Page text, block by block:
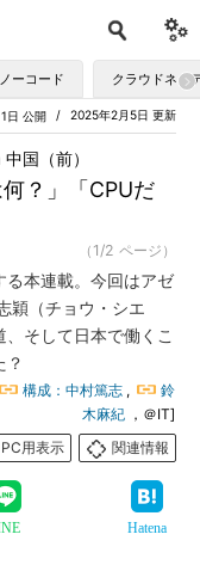
ーコード クラウドネイ
2025年2月5日 更新
日 公開
？」「CPUだ
国（前）
（1/2 ページ）
る本連載。今回はアゼ
穎（チョウ・シエ
そして日本で働くこ
？
構成：中村篤志 ,
鈴
木麻紀 ，＠IT]
PC用表示
関連情報
Hatena